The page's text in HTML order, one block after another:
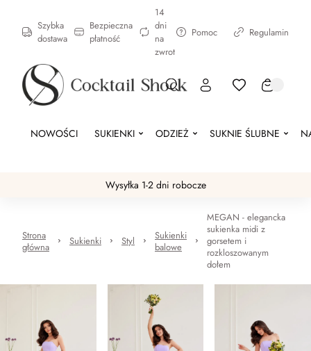
Szybka
dostawa
Bezpieczna
płatność
14
dni
na
zwrot
Pomoc Regulamin
NOWOŚCI SUKIENKI ODZIEŻ SUKNIE ŚLUBNE
Wysyłka 1-2 dni robocze
Strona
główna
Sukienki Styl
Sukienki
balowe
MEGAN - elegancka
sukienka midi z
gorsetem i
rozkloszowanym
dołem